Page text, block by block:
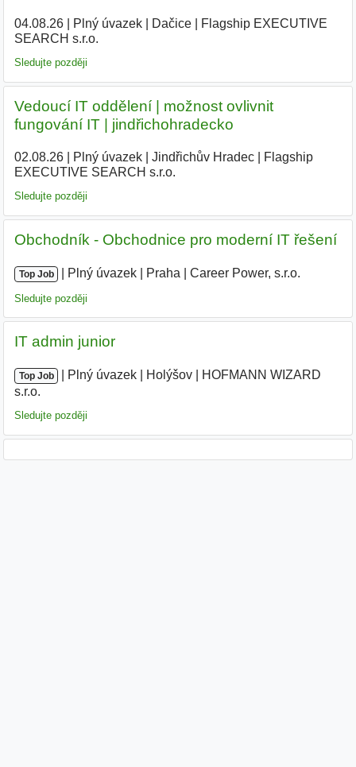
04.08.26| Plný úvazek| Dačice|
Flagship EXECUTIVE
SEARCH s.r.o.
Sledujte později
Vedoucí IT oddělení | možnost ovlivnit
fungování IT | jindřichohradecko
02.08.26| Plný úvazek| Jindřichův Hradec|
Flagship
EXECUTIVE SEARCH s.r.o.
Sledujte později
Obchodník - Obchodnice pro moderní IT řešení
Top Job Plný úvazek Praha Career Power, s.r.o.
Sledujte později
IT admin junior
Top Job Plný úvazek Holýšov
HOFMANN WIZARD
s.r.o.
Sledujte později